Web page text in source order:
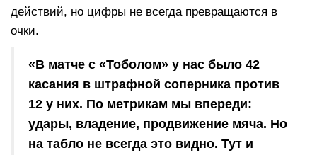
действий, но цифры не всегда превращаются в
очки.
«В матче с «Тоболом» у нас было 42
касания в штрафной соперника против
12 у них. По метрикам мы впереди:
удары, владение, продвижение мяча. Но
на табло не всегда это видно. Тут и